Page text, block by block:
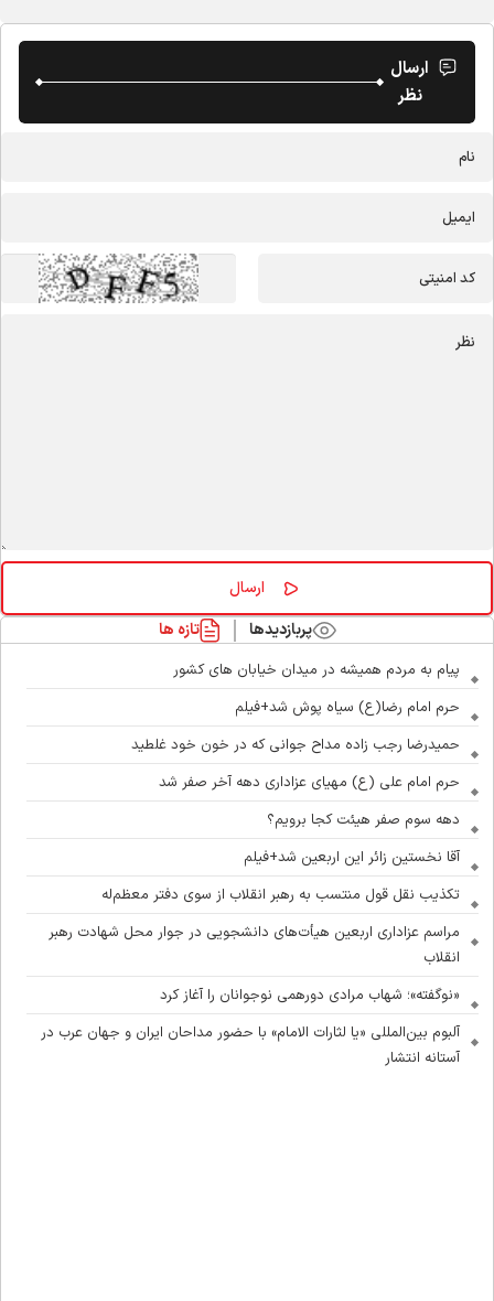
ارسال
نظر
پربازدیدها تازه ها
پیام به مردم همیشه در میدان خیابان های کشور
حرم امام رضا(ع) سیاه پوش شد+فیلم
حمیدرضا رجب زاده مداح جوانی که در خون خود غلطید
حرم امام علی (ع) مهیای عزاداری دهه آخر صفر شد
دهه سوم صفر هیئت کجا برویم؟
آقا نخستین زائر این اربعین شد+فیلم
تکذیب نقل قول منتسب به رهبر انقلاب از سوی دفتر معظم‌له
مراسم عزاداری اربعین هیأت‌های دانشجویی در جوار محل شهادت رهبر
انقلاب
«نوگفته»؛ شهاب مرادی دورهمی نوجوانان را آغاز کرد
آلبوم بین‌المللی «یا لثارات الامام» با حضور مداحان ایران و جهان عرب در
آستانه انتشار